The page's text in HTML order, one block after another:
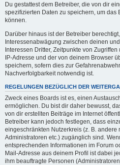
Du gestattest dem Betreiber, die von dir
spezifizierten Daten zu speichern, um das
können.
Darüber hinaus ist der Betreiber
Interessenabwägung zwischen deinen
Interessen Dritter, Zeitpunkte von
IP-Adresse und der von deinem Browser
speichern, sofern dies zur
Nachverfolgbarkeit notwendig ist.
REGELUNGEN BEZÜGLICH DER
Zweck eines Boards ist es, einen
ermöglichen. Du bist dir daher bewusst,
von dir erstellten Beiträge im Internet
Betreiber kann jedoch festlegen, dass
eingeschränkten Nutzerkreis (z. B. andere
Administratoren etc.) zugänglich sind.
entsprechenden Informationen im Forum
Mail-Adresse aus deinem Profil ist dabei
ihm beauftragte Personen